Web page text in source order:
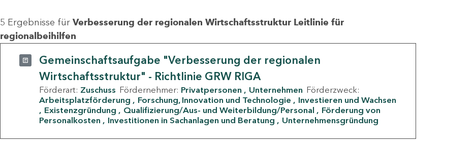
5 Ergebnisse für Verbesserung der regionalen Wirtschaftsstruktur Leitlinie für
regionalbeihilfen
Gemeinschaftsaufgabe "Verbesserung der regionalen
Wirtschaftsstruktur" - Richtlinie GRW RIGA
Förderart: Zuschuss Fördernehmer: Privatpersonen Unternehmen Förderzweck:
Arbeitsplatzförderung
Forschung, Innovation und Technologie
Investieren und Wachsen
Existenzgründung
Qualifizierung/Aus- und Weiterbildung/Personal
Förderung von
Personalkosten
Investitionen in Sachanlagen und Beratung Unternehmensgründung